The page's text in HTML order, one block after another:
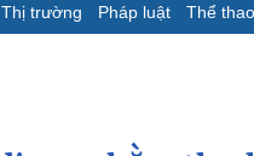
Thị trường Pháp luật Thể thao